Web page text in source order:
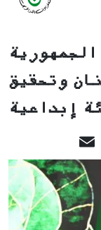
وتحقيق
إبداعية
LinkedIn